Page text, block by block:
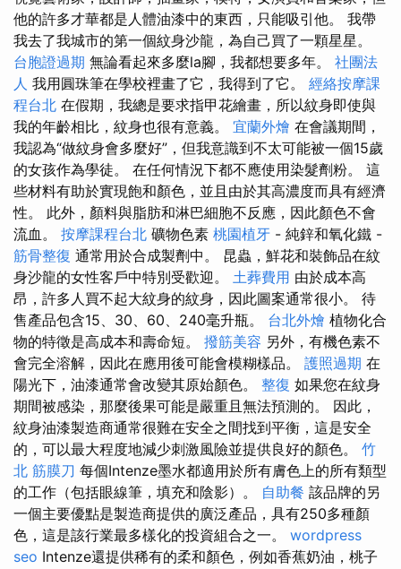
他的許多才華都是人體油漆中的東西，只能吸引他。 我帶
我去了我城市的第一個紋身沙龍，為自己買了一顆星星。
台胞證過期 無論看起來多麼la腳，我都想要多年。 社團法
人 我用圓珠筆在學校裡畫了它，我得到了它。 經絡按摩課
程台北 在假期，我總是要求指甲花繪畫，所以紋身即使與
我的年齡相比，紋身也很有意義。 宜蘭外燴 在會議期間，
我認為“做紋身會多麼好”，但我意識到不太可能被一個15歲
的女孩作為學徒。 在任何情況下都不應使用染髮劑粉。 這
些材料有助於實現飽和顏色，並且由於其高濃度而具有經濟
性。 此外，顏料與脂肪和淋巴細胞不反應，因此顏色不會
流血。 按摩課程台北 礦物色素 桃園植牙 - 純鋅和氧化鐵 -
筋骨整復 通常用於合成製劑中。 昆蟲，鮮花和裝飾品在紋
身沙龍的女性客戶中特別受歡迎。 土葬費用 由於成本高
昂，許多人買不起大紋身的紋身，因此圖案通常很小。 待
售產品包含15、30、60、240毫升瓶。 台北外燴 植物化合
物的特徵是高成本和壽命短。 撥筋美容 另外，有機色素不
會完全溶解，因此在應用後可能會模糊樣品。 護照過期 在
陽光下，油漆通常會改變其原始顏色。 整復 如果您在紋身
期間被感染，那麼後果可能是嚴重且無法預測的。 因此，
紋身油漆製造商通常很難在安全之間找到平衡，這是安全
的，可以最大程度地減少刺激風險並提供良好的顏色。 竹
北 筋膜刀 每個Intenze墨水都適用於所有膚色上的所有類型
的工作（包括眼線筆，填充和陰影）。 自助餐 該品牌的另
一個主要優點是製造商提供的廣泛產品，具有250多種顏
色，這是該行業最多樣化的投資組合之一。 wordpress
seo Intenze還提供稀有的柔和顏色，例如香蕉奶油，桃子